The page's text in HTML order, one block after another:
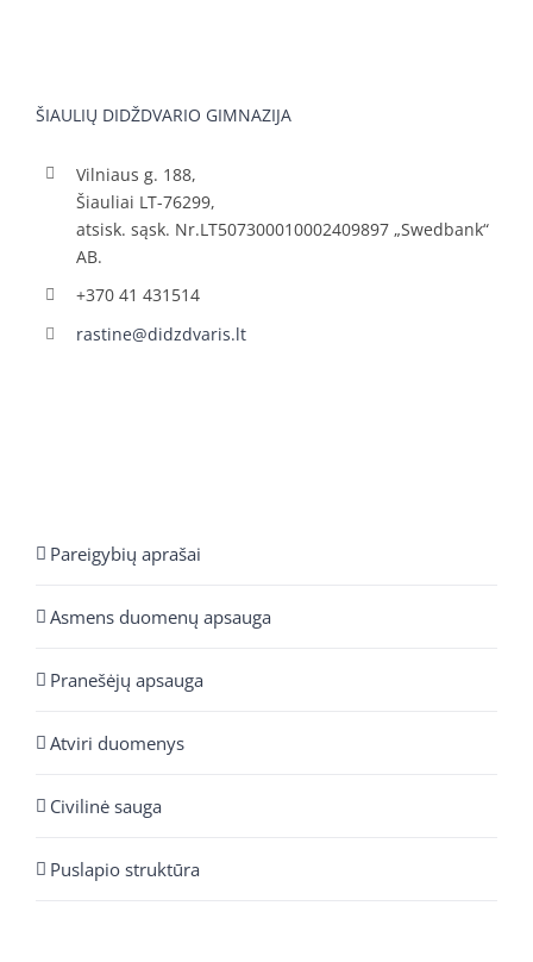
ŠIAULIŲ DIDŽDVARIO GIMNAZIJA
Vilniaus g. 188,
Šiauliai LT-76299,
atsisk. sąsk. Nr.LT507300010002409897 „Swedbank“
AB.
+370 41 431514
rastine@didzdvaris.lt
Pareigybių aprašai
Asmens duomenų apsauga
Pranešėjų apsauga
Atviri duomenys
Civilinė sauga
Puslapio struktūra